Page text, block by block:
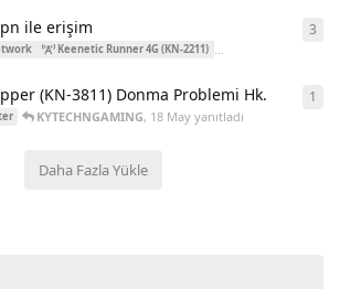
ile erişim
Keenetic Runner 4G (KN-2211)
3
(KN-3811) Donma Problemi Hk.
KYTECHNGAMING, 18 May yanıtladı
1
Daha Fazla Yükle